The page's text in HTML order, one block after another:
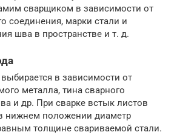
сварщиком в зависимости от
соединения, марки стали и
шва в пространстве и т. д.
в зависимости от
металла, тина сварного
и др. При сварке встык листов
нижнем положении диаметр
толщине свариваемой стали.